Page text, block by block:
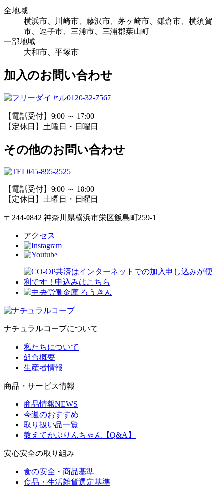
全地域
横浜市、川崎市、藤沢市、茅ヶ崎市、鎌倉市、横須賀
市、逗子市、三浦市、三浦郡葉山町
一部地域
大和市、平塚市
加入のお問い合わせ
0120-32-7567
【電話受付】9:00 ～ 17:00
【定休日】土曜日・日曜日
その他のお問い合わせ
045-895-2525
【電話受付】9:00 ～ 18:00
【定休日】土曜日・日曜日
〒244-0842 神奈川県横浜市栄区飯島町259-1
アクセス
ナチュラルコープについて
私たちについて
組合概要
生産者情報
商品・サービス情報
商品情報NEWS
今週のおすすめ
取り扱い品一覧
教えてかぶりんちゃん【Q&A】
安心安全の取り組み
食の安全・商品基準
食品・生活雑貨選定基準